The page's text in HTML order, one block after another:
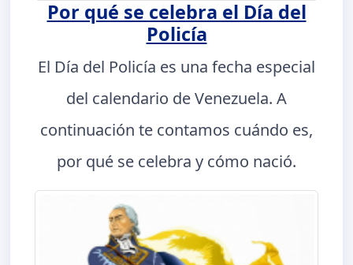
Por qué se celebra el Día del
Policía
El Día del Policía es una fecha especial
del calendario de Venezuela. A
continuación te contamos cuándo es,
por qué se celebra y cómo nació.